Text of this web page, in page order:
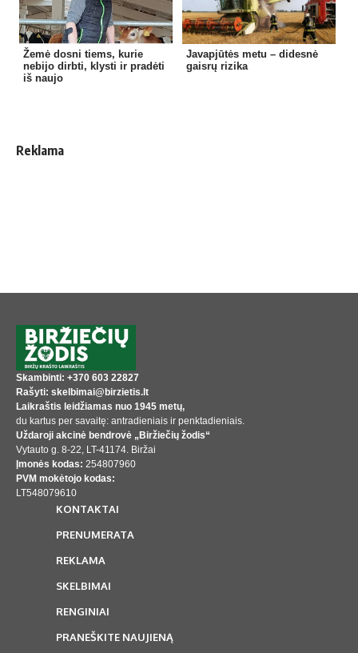
Žemė dosni tiems, kurie
nebijo dirbti, klysti ir pradėti
iš naujo
Javapjūtės metu – didesnė
gaisrų rizika
Reklama
Skambinti: +370 603 22827
Rašyti: skelbimai@birzietis.lt
Laikraštis leidžiamas nuo 1945 metų,
du kartus per savaitę: antradieniais ir penktadieniais.
Uždaroji akcinė bendrovė „Biržiečių žodis“
Vytauto g. 8-22, LT-41174. Biržai
Įmonės kodas: 254807960
PVM mokėtojo kodas:
LT548079610
KONTAKTAI
PRENUMERATA
REKLAMA
SKELBIMAI
RENGINIAI
PRANEŠKITE NAUJIENĄ